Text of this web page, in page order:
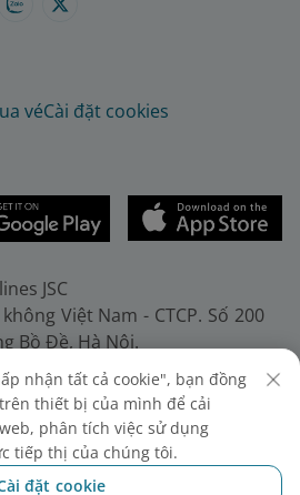
véCài đặt cookies
JSC
Việt Nam - CTCP. Số 200
Bồ Đề, Hà Nội.
38272289. Fax: (+84-24)
ký doanh nghiệp, mã số
đăng ký lần đầu ngày
thay đổi lần thứ 10 ngày
nhận tất cả cookie", bạn đồng
thiết bị của mình để cải
phân tích việc sử dụng
tiếp thị của chúng tôi.
đặt cookie